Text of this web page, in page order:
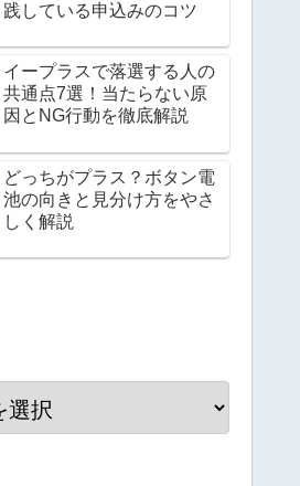
践している申込みのコツ
イープラスで落選する人の
共通点7選！当たらない原
因とNG行動を徹底解説
どっちがプラス？ボタン電
池の向きと見分け方をやさ
しく解説